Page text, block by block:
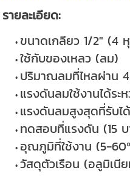
รายละเอียด:
ขนาดเกลียว 1/2" (4
ใช้กับของเหลว (ลม)
ปริมาณลมที่ไหลผ่าน
แรงดันลมใช้งานได้ระ
แรงดันลมสูงสุดที่รับไ
ทดสอบที่แรงดัน (15 บ
อุณภูมิที่ใช้งาน (5-
วัสดุตัวเรือน (อลูมิเนี